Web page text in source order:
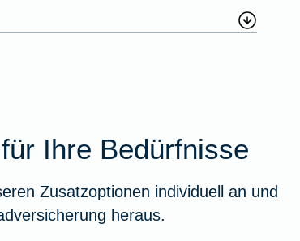
Ihre Bedürfnisse
Zusatzoptionen individuell an und
heraus.